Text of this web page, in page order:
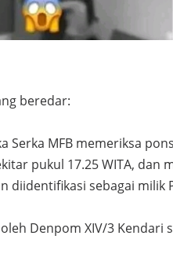
beredar:
Serka MFB memeriksa
pukul 17.25 WITA, dan
diidentifikasi sebagai milik
Denpom XIV/3 Kendari